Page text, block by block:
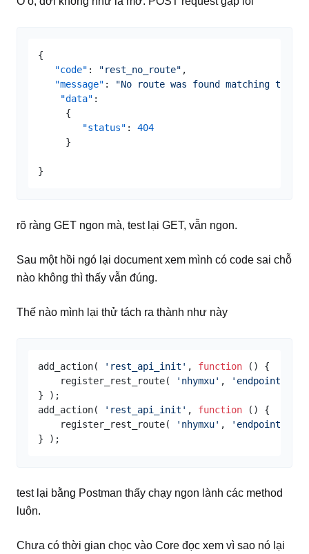
{
"code" : "rest_no_route" ,
"message" :
"No route was found matching the
"data" :
{
"status" :
404
}
}
rõ ràng GET ngon mà, test lại GET, vẫn ngon.
Sau một hồi ngó lại document xem mình có code sai chỗ
nào không thì thấy vẫn đúng.
Thế nào mình lại thử tách ra thành như này
add_action( 'rest_api_init' , function ( ) {
    register_rest_route(
'nhymxu' , 'endpoint_get'
} );
add_action(
'rest_api_init' , function ( ) {
    register_rest_route(
'nhymxu' , 'endpoint_all'
test lại bằng Postman thấy chạy ngon lành các method
luôn.
Chưa có thời gian chọc vào Core đọc xem vì sao nó lại